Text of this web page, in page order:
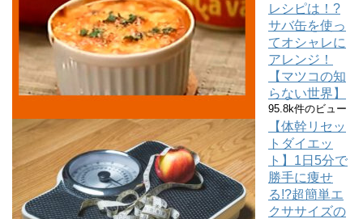
レシピは！?
サバ缶を使っ
てオシャレに
アレンジ！
【マツコの知
らない世界】
95.8k件のビュー
【体幹リセッ
トダイエッ
ト】1日5分で
勝手に痩せ
る!?超簡単エ
クササイズの